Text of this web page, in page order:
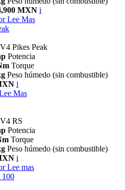
MXN i
Lee Mas
Pikes Peak
Potencia
Torque
Peso húmedo (sin combustible)
i
Mas
RS
Potencia
Torque
Peso húmedo (sin combustible)
i
Lee mas
100